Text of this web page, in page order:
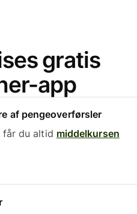
gratis
app
af pengeoverførsler
får du altid middelkursen